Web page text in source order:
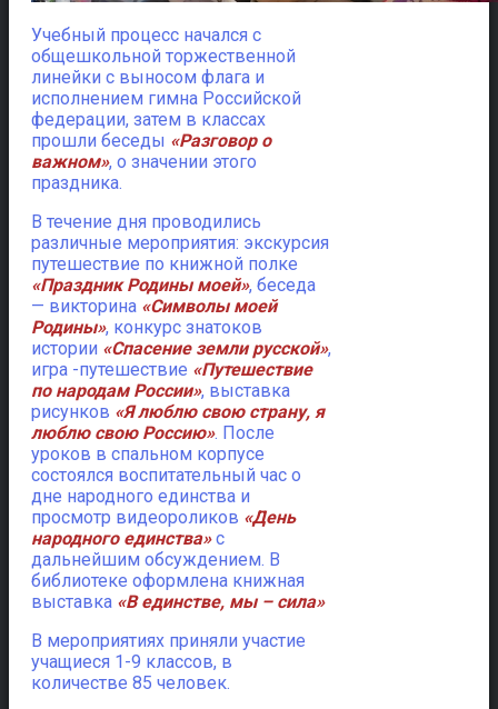
Учебный процесс начался с
общешкольной торжественной
линейки с выносом флага и
исполнением гимна Российской
федерации, затем в классах
прошли беседы «Разговор о
важном», о значении этого
праздника.
В течение дня проводились
различные мероприятия: экскурсия
путешествие по книжной полке
«Праздник Родины моей», беседа
— викторина «Символы моей
Родины», конкурс знатоков
истории «Спасение земли русской»,
игра -путешествие «Путешествие
по народам России», выставка
рисунков «Я люблю свою страну, я
люблю свою Россию». После
уроков в спальном корпусе
состоялся воспитательный час о
дне народного единства и
просмотр видеороликов «День
народного единства»с
дальнейшим обсуждением. В
библиотеке оформлена книжная
выставка «В единстве, мы – сила»
В мероприятиях приняли участие
учащиеся 1-9 классов, в
количестве 85 человек.